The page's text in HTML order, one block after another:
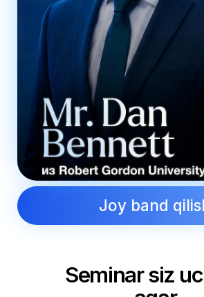
Buyuk Britaniyada
magistratura bosqichini
ko‘rib chiqsangiz
bilmasangiz.
11 yildan beri o‘zbekistonlik
talabalarga dunyoning eng
yaxshi universitetlariga kirishda
Universe Group
Ro‘yxatdan o‘ting
Joylar
soni cheklangan
Ishtirok bepul